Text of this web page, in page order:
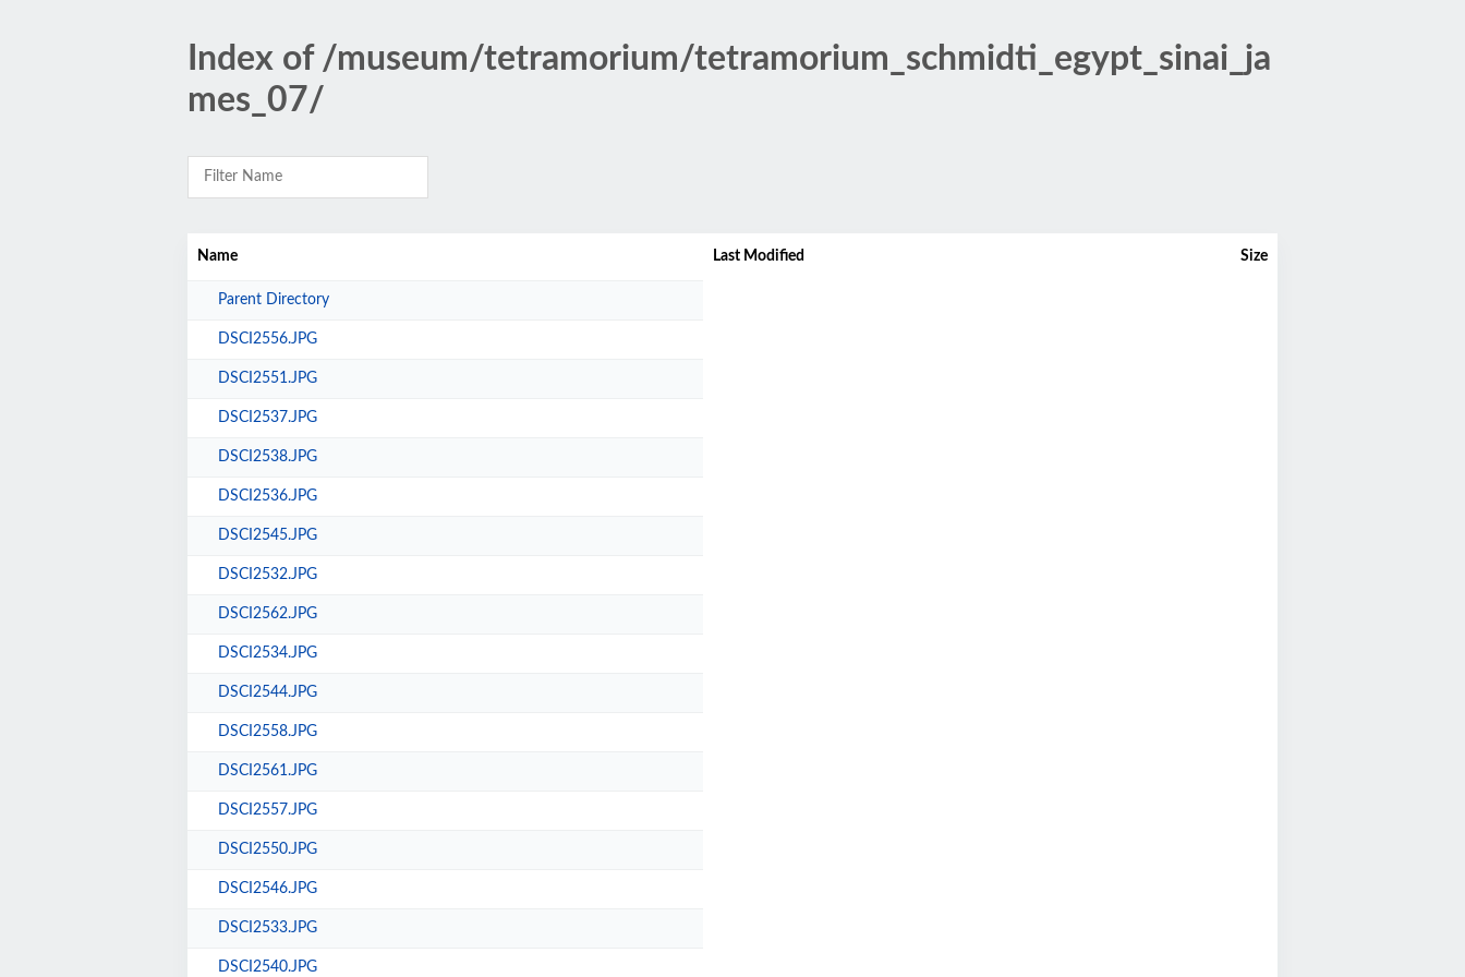
Index of /museum/tetramorium/tetramorium_schmidti_egypt_sinai_ja
mes_07/
Name Last Modified Size
Parent Directory
DSCI2556.JPG
DSCI2551.JPG
DSCI2537.JPG
DSCI2538.JPG
DSCI2536.JPG
DSCI2545.JPG
DSCI2532.JPG
DSCI2562.JPG
DSCI2534.JPG
DSCI2544.JPG
DSCI2558.JPG
DSCI2561.JPG
DSCI2557.JPG
DSCI2550.JPG
DSCI2546.JPG
DSCI2533.JPG
DSCI2540.JPG